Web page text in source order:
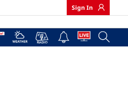
Sign In